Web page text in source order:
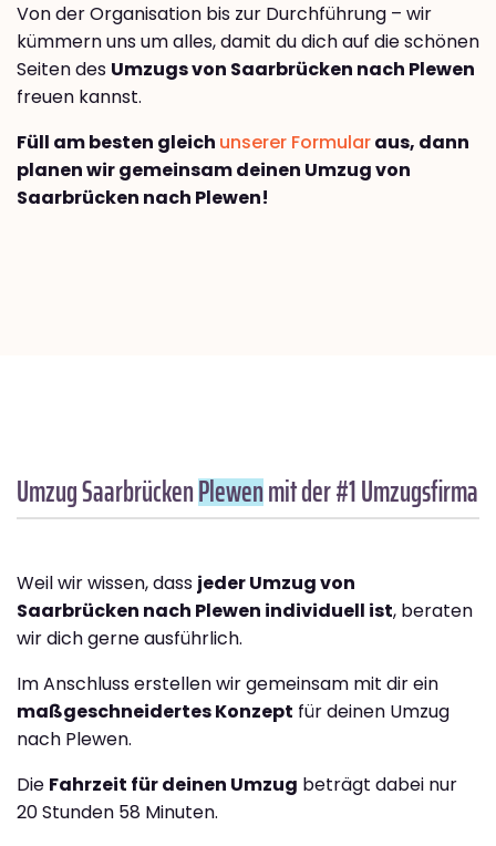
Von der Organisation bis zur Durchführung – wir
kümmern uns um alles, damit du dich auf die schönen
Seiten des Umzugs von Saarbrücken nach Plewen
freuen kannst.
Füll am besten gleich unserer Formularaus, dann
planen wir gemeinsam deinen Umzug von
Saarbrücken nach Plewen!
Umzug SaarbrückenPlewenmit der #1 Umzugsfirma
Weil wir wissen, dass jeder Umzug von
Saarbrücken nach Plewen individuell ist, beraten
wir dich gerne ausführlich.
Im Anschluss erstellen wir gemeinsam mit dir ein
maßgeschneidertes Konzept für deinen Umzug
nach Plewen.
Die Fahrzeit für deinen Umzug beträgt dabei nur
20 Stunden 58 Minuten.